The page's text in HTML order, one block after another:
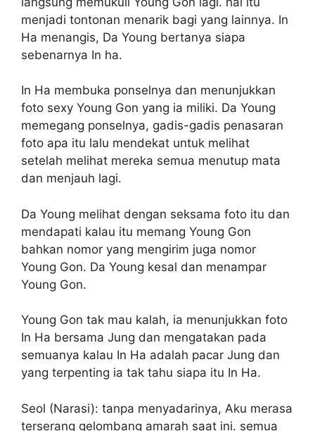
menjadi tontonan menarik bagi yang lainnya. In
Ha menangis, Da Young bertanya siapa
sebenarnya In ha.
In Ha membuka ponselnya dan menunjukkan
foto sexy Young Gon yang ia miliki. Da Young
memegang ponselnya, gadis-gadis penasaran
foto apa itu lalu mendekat untuk melihat
setelah melihat mereka semua menutup mata
dan menjauh lagi.
Da Young melihat dengan seksama foto itu dan
mendapati kalau itu memang Young Gon
bahkan nomor yang mengirim juga nomor
Young Gon. Da Young kesal dan menampar
Young Gon.
Young Gon tak mau kalah, ia menunjukkan foto
In Ha bersama Jung dan mengatakan pada
semuanya kalau In Ha adalah pacar Jung dan
yang terpenting ia tak tahu siapa itu In Ha.
Seol (Narasi): tanpa menyadarinya, Aku merasa
terserang gelombang amarah saat ini. semua